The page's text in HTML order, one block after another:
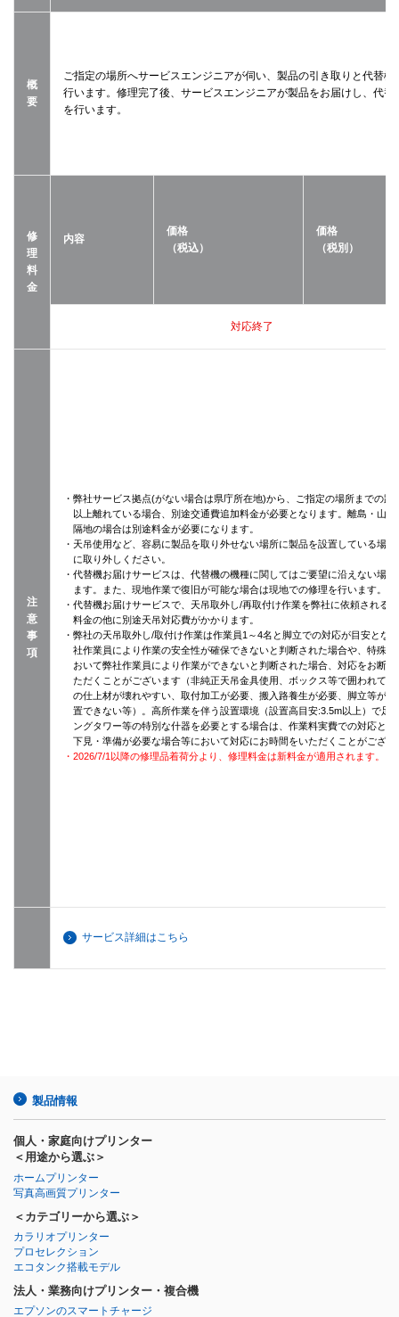
概
要
ご指定の場所へサービスエンジニアが伺い、製品の引き取りと代替機
行います。修理完了後、サービスエンジニアが製品をお届けし、代替
を行います。
修
理
料
金
内容
価格
（税込）
価格
（税別）
対応終了
注
意
事
項
・弊社サービス拠点(がない場合は県庁所在地)から、ご指定の場所までの距
以上離れている場合、別途交通費追加料金が必要となります。離島・山間
隔地の場合は別途料金が必要になります。
・天吊使用など、容易に製品を取り外せない場所に製品を設置している場合
に取り外しください。
・代替機お届けサービスは、代替機の機種に関してはご要望に沿えない場合
ます。また、現地作業で復旧が可能な場合は現地での修理を行います。
・代替機お届けサービスで、天吊取外し/再取付け作業を弊社に依頼される
料金の他に別途天吊対応費がかかります。
・弊社の天吊取外し/取付け作業は作業員1～4名と脚立での対応が目安とな
社作業員により作業の安全性が確保できないと判断された場合や、特殊設
おいて弊社作業員により作業ができないと判断された場合、対応をお断り
ただくことがございます（非純正天吊金具使用、ボックス等で囲われてい
の仕上材が壊れやすい、取付加工が必要、搬入路養生が必要、脚立等がそ
置できない等）。高所作業を伴う設置環境（設置高目安:3.5m以上）で足
ングタワー等の特別な什器を必要とする場合は、作業料実費での対応とな
下見・準備が必要な場合等において対応にお時間をいただくことがござい
・2026/7/1以降の修理品着荷分より、修理料金は新料金が適用されます。
サービス詳細はこちら
製品情報
個人・家庭向けプリンター
＜用途から選ぶ＞
ホームプリンター
写真高画質プリンター
＜カテゴリーから選ぶ＞
カラリオプリンター
プロセレクション
エコタンク搭載モデル
法人・業務向けプリンター・複合機
エプソンのスマートチャージ